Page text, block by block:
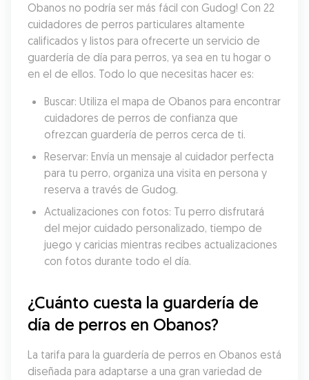
Obanos no podría ser más fácil con Gudog! Con 22
cuidadores de perros particulares altamente
calificados y listos para ofrecerte un servicio de
guardería de día para perros, ya sea en tu hogar o
en el de ellos. Todo lo que necesitas hacer es:
Buscar: Utiliza el mapa de Obanos para encontrar
cuidadores de perros de confianza que
ofrezcan guardería de perros cerca de ti.
Reservar: Envía un mensaje al cuidador perfecta
para tu perro, organiza una visita en persona y
reserva a través de Gudog.
Actualizaciones con fotos: Tu perro disfrutará
del mejor cuidado personalizado, tiempo de
juego y caricias mientras recibes actualizaciones
con fotos durante todo el día.
¿Cuánto cuesta la guardería de
día de perros en Obanos?
La tarifa para la guardería de perros en Obanos está
diseñada para adaptarse a una gran variedad de